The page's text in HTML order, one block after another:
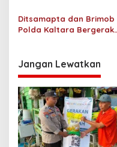
Kaltara
Ditsamapta dan Brimob
Polda Kaltara Bergerak
2 Hektar di Bulungan
Jangan Lewatkan